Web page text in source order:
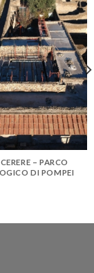
– PARCO
DI POMPEI